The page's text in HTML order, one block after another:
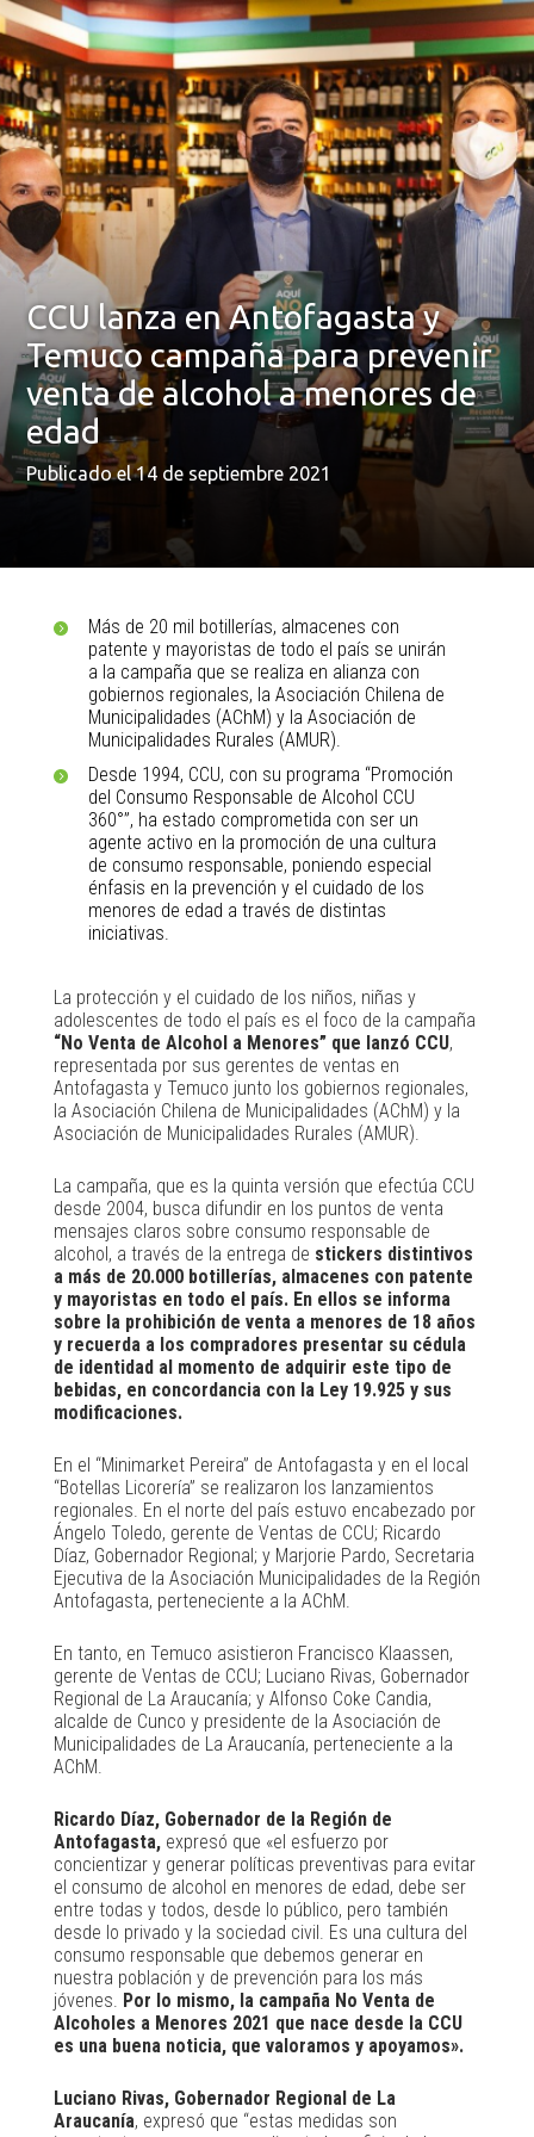
CCU lanza en Antofagasta y
Temuco campaña para prevenir
venta de alcohol a menores de
edad
Publicado el 14 de septiembre 2021
Más de 20 mil botillerías, almacenes con
patente y mayoristas de todo el país se unirán
a la campaña que se realiza en alianza con
gobiernos regionales, la Asociación Chilena de
Municipalidades (AChM) y la Asociación de
Municipalidades Rurales (AMUR).
Desde 1994, CCU, con su programa “Promoción
del Consumo Responsable de Alcohol CCU
360°”, ha estado comprometida con ser un
agente activo en la promoción de una cultura
de consumo responsable, poniendo especial
énfasis en la prevención y el cuidado de los
menores de edad a través de distintas
iniciativas.
La protección y el cuidado de los niños, niñas y
adolescentes de todo el país es el foco de la campaña
“No Venta de Alcohol a Menores” que lanzó CCU,
representada por sus gerentes de ventas en
Antofagasta y Temuco junto los gobiernos regionales,
la Asociación Chilena de Municipalidades (AChM) y la
Asociación de Municipalidades Rurales (AMUR).
La campaña, que es la quinta versión que efectúa CCU
desde 2004, busca difundir en los puntos de venta
mensajes claros sobre consumo responsable de
alcohol, a través de la entrega de stickers distintivos
a más de 20.000 botillerías, almacenes con patente
y mayoristas en todo el país. En ellos se informa
sobre la prohibición de venta a menores de 18 años
y recuerda a los compradores presentar su cédula
de identidad al momento de adquirir este tipo de
bebidas, en concordancia con la Ley 19.925 y sus
modificaciones.
En el “Minimarket Pereira” de Antofagasta y en el local
“Botellas Licorería” se realizaron los lanzamientos
regionales. En el norte del país estuvo encabezado por
Ángelo Toledo, gerente de Ventas de CCU; Ricardo
Díaz, Gobernador Regional; y Marjorie Pardo, Secretaria
Ejecutiva de la Asociación Municipalidades de la Región
Antofagasta, perteneciente a la AChM.
En tanto, en Temuco asistieron Francisco Klaassen,
gerente de Ventas de CCU; Luciano Rivas, Gobernador
Regional de La Araucanía; y Alfonso Coke Candia,
alcalde de Cunco y presidente de la Asociación de
Municipalidades de La Araucanía, perteneciente a la
AChM.
Ricardo Díaz, Gobernador de la Región de
Antofagasta,expresó que «el esfuerzo por
concientizar y generar políticas preventivas para evitar
el consumo de alcohol en menores de edad, debe ser
entre todas y todos, desde lo público, pero también
desde lo privado y la sociedad civil. Es una cultura del
consumo responsable que debemos generar en
nuestra población y de prevención para los más
jóvenes. Por lo mismo, la campaña No Venta de
Alcoholes a Menores 2021 que nace desde la CCU
es una buena noticia, que valoramos y apoyamos».
Luciano Rivas, Gobernador Regional de La
Araucanía, expresó que “estas medidas son